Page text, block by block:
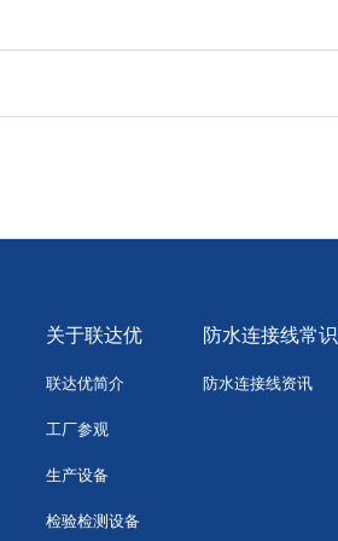
关于联达优
联达优简介
工厂参观
生产设备
检验检测设备
防水连接线常识
防水连接线资讯